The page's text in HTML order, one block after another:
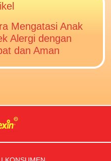
Mengatasi Anak
Alergi dengan
dan Aman